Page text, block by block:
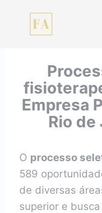
Empresa
Rio de
O processo
589
de diversas
superior e